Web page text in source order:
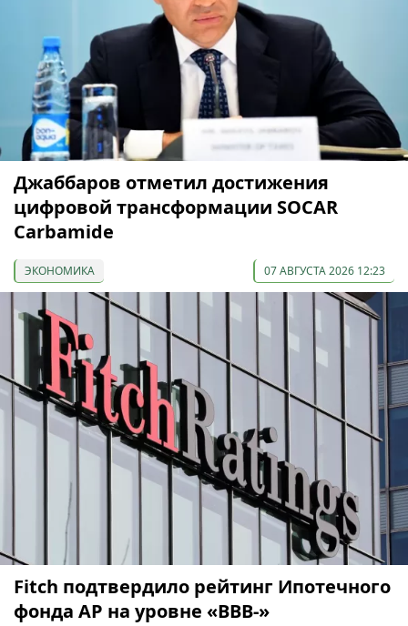
Джаббаров отметил достижения
цифровой трансформации SOCAR
Carbamide
ЭКОНОМИКА 07 АВГУСТА 2026 12:23
Fitch подтвердило рейтинг Ипотечного
фонда АР на уровне «BBB-»